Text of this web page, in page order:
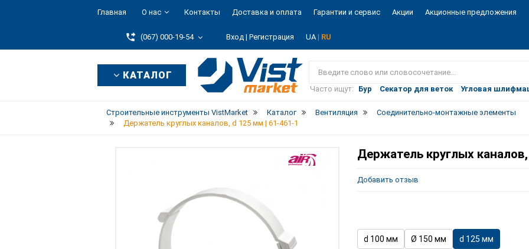
Главная О нас Контакты Доставка и оплата Гарантии и сервис Акции Акционные предложения
(067) 000-19-54 Вход | Регистрация UA| RU
КАТАЛОГ
market
Часто ищут: Бур Секатор для веток Угловая
Строительные инструменты VistMarket Каталог Вентиляция
Соединительно-монтажные элементы
Держатель круглых каналов, d 125 мм | 61-461-1
Держатель круглых
Добавить отзыв
d 100 мм Ø 150 мм d 125 мм